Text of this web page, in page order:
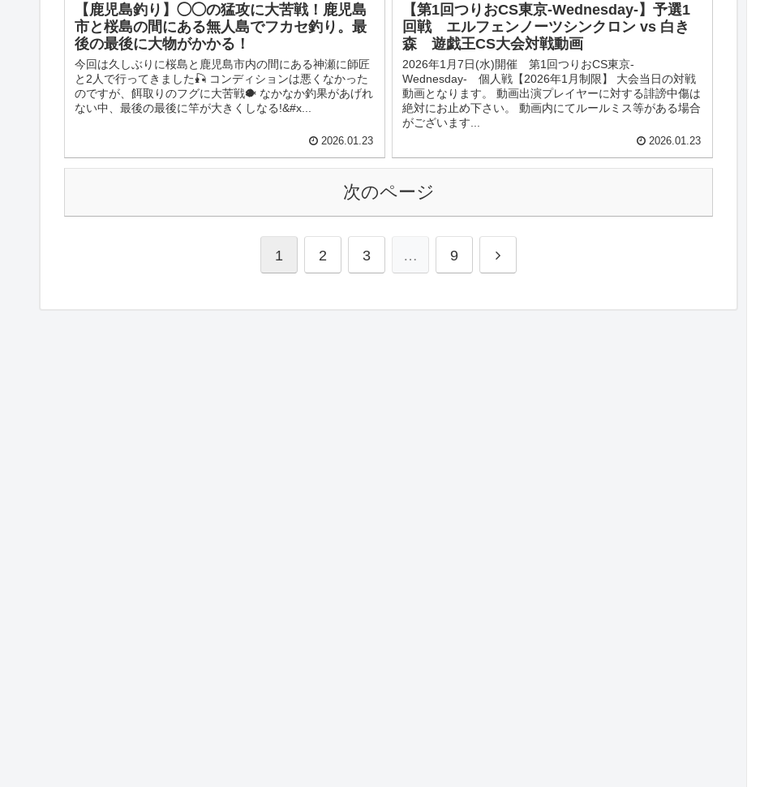
【鹿児島釣り】◯◯の猛攻に大苦戦！鹿児島
市と桜島の間にある無人島でフカセ釣り。最
後の最後に大物がかかる！
今回は久しぶりに桜島と鹿児島市内の間にある神瀬に師匠
と2人で行ってきました🎣 コンディションは悪くなかった
のですが、餌取りのフグに大苦戦🐡 なかなか釣果があげれ
ない中、最後の最後に竿が大きくしなる!&#x...
2026.01.23
【第1回つりおCS東京-Wednesday-】予選1
回戦 エルフェンノーツシンクロン vs 白き
森 遊戯王CS大会対戦動画
2026年1月7日(水)開催 第1回つりおCS東京-
Wednesday- 個人戦【2026年1月制限】 大会当日の対戦
動画となります。 動画出演プレイヤーに対する誹謗中傷は
絶対にお止め下さい。 動画内にてルールミス等がある場合
がございます...
2026.01.23
次のページ
1 2 3 … 9